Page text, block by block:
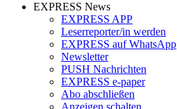
EXPRESS News
EXPRESS APP
Leserreporter/in werden
EXPRESS auf WhatsApp
Newsletter
PUSH Nachrichten
EXPRESS e-paper
Abo abschließen